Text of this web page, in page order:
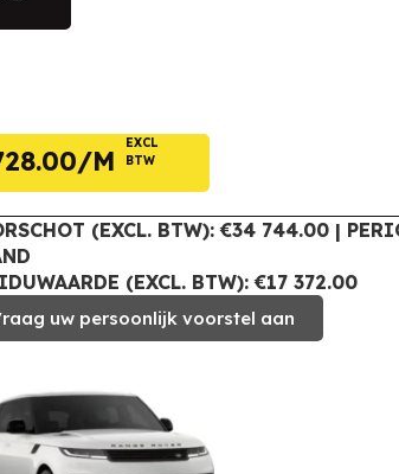
EXCL
BTW
(EXCL. BTW): €34 744.00 |
(EXCL. BTW): €17 372.00
uw persoonlijk voorstel aan